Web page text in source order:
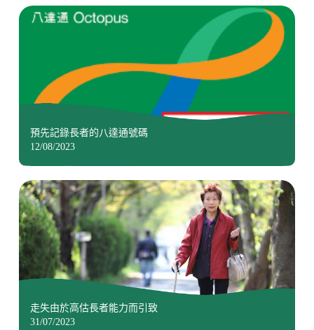
預先記錄長者的八達通號碼
12/08/2023
走失由於高估長者能力而引致
31/07/2023